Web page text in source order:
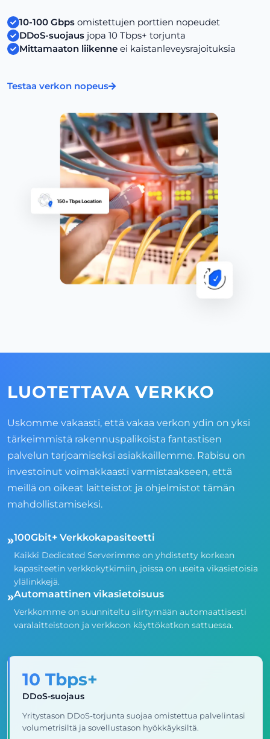
10-100 Gbps omistettujen porttien nopeudet
DDoS-suojaus jopa 10 Tbps+ torjunta
Mittamaaton liikenne ei kaistanleveysrajoituksia
Testaa verkon nopeus
LUOTETTAVA VERKKO
Uskomme vakaasti, että vakaa verkon ydin on yksi
tärkeimmistä rakennuspalikoista fantastisen
palvelun tarjoamiseksi asiakkaillemme. Rabisu on
investoinut voimakkaasti varmistaakseen, että
meillä on oikeat laitteistot ja ohjelmistot tämän
mahdollistamiseksi.
»100Gbit+ Verkkokapasiteetti
Kaikki Dedicated Serverimme on yhdistetty korkean
kapasiteetin verkkokytkimiin, joissa on useita vikasietoisia
ylälinkkejä.
»Automaattinen vikasietoisuus
Verkkomme on suunniteltu siirtymään automaattisesti
varalaitteistoon ja verkkoon käyttökatkon sattuessa.
10 Tbps+
DDoS-suojaus
Yritystason DDoS-torjunta suojaa omistettua palvelintasi
volumetrisiltä ja sovellustason hyökkäyksiltä.